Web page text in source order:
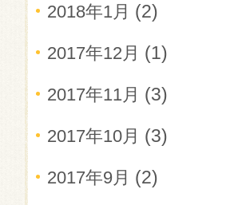
2018年1月 (2)
2017年12月 (1)
2017年11月 (3)
2017年10月 (3)
2017年9月 (2)